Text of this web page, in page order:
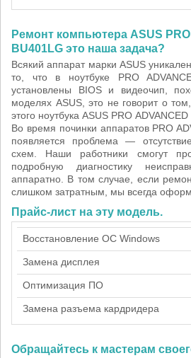
Ремонт компьютера ASUS
BU401LG это наша задача?
Всякий аппарат марки ASUS
то, что в ноутбуке PRO
установлены BIOS и видеочип,
моделях ASUS, это не говорит о
этого ноутбука ASUS PRO
Во время починки аппаратов PRO
появляется проблема —
схем. Наши работники смогут
подробную диагностику
аппаратно. В том случае, если
слишком затратным, мы всегда
Прайс-лист на эту модель.
Восстановление ОС Windows
Замена дисплея
Оптимизация ПО
Замена разъема кардридера
Обращайтесь к мастерам